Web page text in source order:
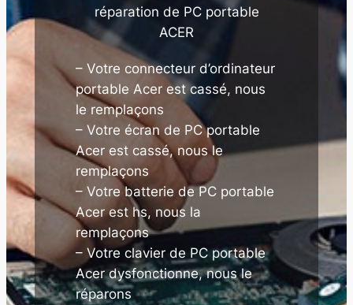
réparation de PC portable
ACER
– Votre connecteur d’ordinateur
portable Acer est cassé, nous
le remplaçons
– Votre écran de PC portable
Acer est cassé, nous le
remplaçons
– Votre batterie de PC portable
Acer est hs, nous la
remplaçons
– Votre clavier de PC portable
Acer dysfonctionne, nous le
réparons